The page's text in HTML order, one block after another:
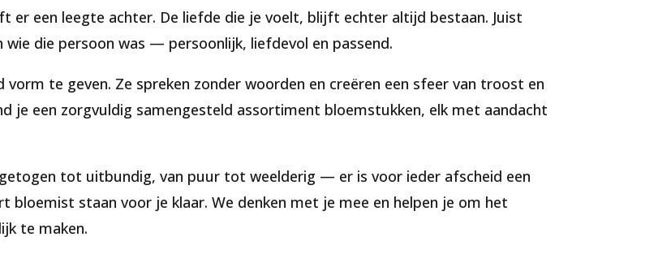
er een leegte achter. De liefde die je voelt, blijft echter altijd bestaan. Juist
die persoon was — persoonlijk, liefdevol en passend.
te geven. Ze spreken zonder woorden en creëren een sfeer van troost en
je een zorgvuldig samengesteld assortiment bloemstukken, elk met aandacht
tot uitbundig, van puur tot weelderig — er is voor ieder afscheid een
bloemist staan voor je klaar. We denken met je mee en helpen je om het
te maken.